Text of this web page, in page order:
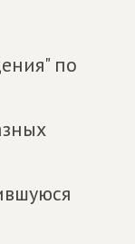
по